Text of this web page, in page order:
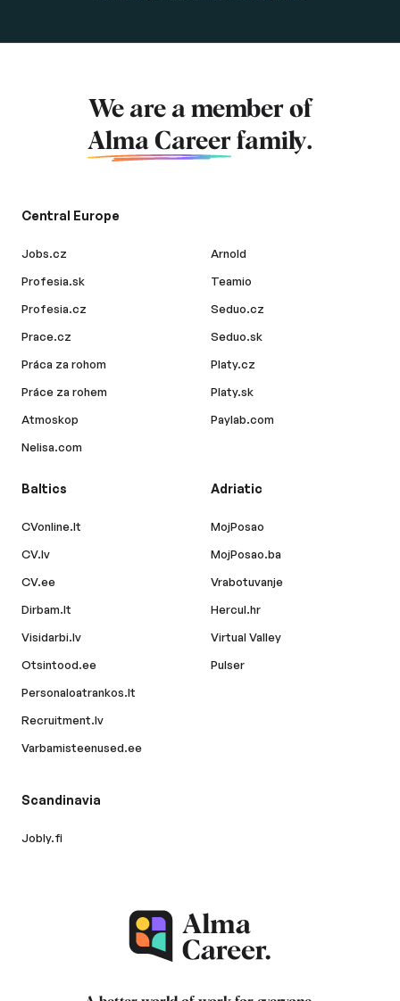
We are a member of
Alma Career family.
Central Europe
Jobs.cz
Profesia.sk
Profesia.cz
Prace.cz
Práca za rohom
Práce za rohem
Atmoskop
Nelisa.com
Arnold
Teamio
Seduo.cz
Seduo.sk
Platy.cz
Platy.sk
Paylab.com
Baltics
CVonline.lt
CV.lv
CV.ee
Dirbam.lt
Visidarbi.lv
Otsintood.ee
Personaloatrankos.lt
Recruitment.lv
Varbamisteenused.ee
Adriatic
MojPosao
MojPosao.ba
Vrabotuvanje
Hercul.hr
Virtual Valley
Pulser
Scandinavia
Jobly.fi